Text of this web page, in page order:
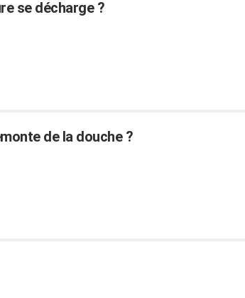
se décharge ?
de la douche ?